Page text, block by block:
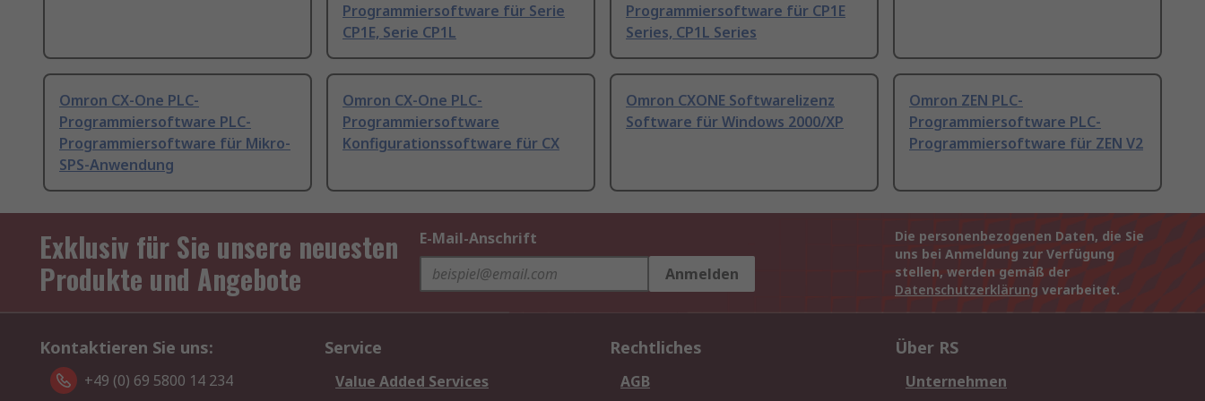
Programmiersoftware für Serie
CP1E, Serie CP1L
Programmiersoftware für CP1E
Series, CP1L Series
Omron CX-One PLC-
Programmiersoftware PLC-
Programmiersoftware für Mikro-
SPS-Anwendung
Omron CX-One PLC-
Programmiersoftware
Konfigurationssoftware für CX
Omron CXONE Softwarelizenz
Software für Windows 2000/XP
Omron ZEN PLC-
Programmiersoftware PLC-
Programmiersoftware für ZEN V2
Exklusiv für Sie unsere neuesten
Produkte und Angebote
E-Mail-Anschrift
Anmelden
Die personenbezogenen Daten, die Sie
uns bei Anmeldung zur Verfügung
stellen, werden gemäß der
Datenschutzerklärung verarbeitet.
Kontaktieren Sie uns:
+49 (0) 69 5800 14 234
Service
Value Added Services
Rechtliches
AGB
Über RS
Unternehmen